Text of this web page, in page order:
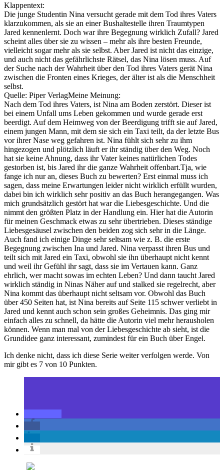
Klappentext:
Die junge Studentin Nina versucht gerade mit dem Tod ihres Vaters
klarzukommen, als sie an einer Bushaltestelle ihren Traumtypen
Jared kennenlernt. Doch war ihre Begegnung wirklich Zufall? Jared
scheint alles über sie zu wissen – mehr als ihre besten Freunde,
vielleicht sogar mehr als sie selbst. Aber Jared ist nicht das einzige,
und auch nicht das gefährlichste Rätsel, das Nina lösen muss. Auf
der Suche nach der Wahrheit über den Tod ihres Vaters gerät Nina
zwischen die Fronten eines Krieges, der älter ist als die Menschheit
selbst.
Quelle: Piper VerlagMeine Meinung:
Nach dem Tod ihres Vaters, ist Nina am Boden zerstört. Dieser ist
bei einem Unfall ums Leben gekommen und wurde gerade erst
beerdigt. Auf dem Heimweg von der Beerdigung trifft sie auf Jared,
einem jungen Mann, mit dem sie sich ein Taxi teilt, da der letzte Bus
vor ihrer Nase weg gefahren ist. Nina fühlt sich sehr zu ihm
hingezogen und plötzlich läuft er ihr ständig über den Weg. Noch
hat sie keine Ahnung, dass ihr Vater keines natürlichen Todes
gestorben ist, bis Jared ihr die ganze Wahrheit offenbart.Tja, wie
fange ich nur an, dieses Buch zu bewerten? Erst einmal muss ich
sagen, dass meine Erwartungen leider nicht wirklich erfüllt wurden,
dabei bin ich wirklich sehr positiv an das Buch herangegangen. Was
mich grundsätzlich gestört hat war die Liebesgeschichte. Und die
nimmt den größten Platz in der Handlung ein. Hier hat die Autorin
für meinen Geschmack etwas zu sehr übertrieben. Dieses ständige
Liebesgesäusel zwischen den beiden zog sich sehr in die Länge.
Auch fand ich einige Dinge sehr seltsam wie z. B. die erste
Begegnung zwischen Ina und Jared. Nina verpasst ihren Bus und
teilt sich mit Jared ein Taxi, obwohl sie ihn überhaupt nicht kennt
und weil ihr Gefühl ihr sagt, dass sie im Vertauen kann. Ganz
ehrlich, wer macht sowas im echten Leben? Und dann taucht Jared
wirklich ständig in Ninas Näher auf und stalked sie regelrecht, aber
Nina kommt das überhaupt nicht seltsam vor. Obwohl das Buch
über 450 Seiten hat, ist Nina bereits auf Seite 115 schwer verliebt in
Jared und kennt auch schon sein großes Geheimnis. Das ging mir
einfach alles zu schnell, da hätte die Autorin viel mehr herausholen
können. Wenn man mal von der Liebesgeschichte ab sieht, ist die
Grundidee ganz interessant, zumindest für ein Buch über Engel.
Ich denke nicht, dass ich diese Serie weiter verfolgen werde. Von
mir gibt es 7 von 10 Punkten.